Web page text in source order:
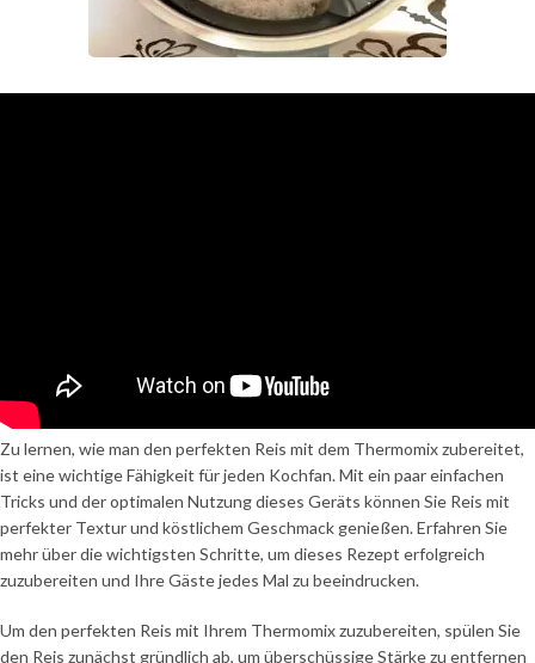
Zu lernen, wie man den perfekten Reis mit dem Thermomix zubereitet,
ist eine wichtige Fähigkeit für jeden Kochfan. Mit ein paar einfachen
Tricks und der optimalen Nutzung dieses Geräts können Sie Reis mit
perfekter Textur und köstlichem Geschmack genießen. Erfahren Sie
mehr über die wichtigsten Schritte, um dieses Rezept erfolgreich
zuzubereiten und Ihre Gäste jedes Mal zu beeindrucken.
Um den perfekten Reis mit Ihrem Thermomix zuzubereiten, spülen Sie
den Reis zunächst gründlich ab, um überschüssige Stärke zu entfernen